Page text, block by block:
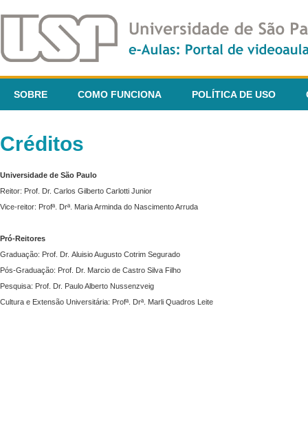
SOBRE COMO FUNCIONA POLÍTICA DE USO
Créditos
Universidade de São Paulo
Reitor: Prof. Dr. Carlos Gilberto Carlotti Junior
Vice-reitor: Profª. Drª. Maria Arminda do Nascimento Arruda
Pró-Reitores
Graduação: Prof. Dr. Aluisio Augusto Cotrim Segurado
Pós-Graduação: Prof. Dr. Marcio de Castro Silva Filho
Pesquisa: Prof. Dr. Paulo Alberto Nussenzveig
Cultura e Extensão Universitária: Profª. Drª. Marli Quadros Leite